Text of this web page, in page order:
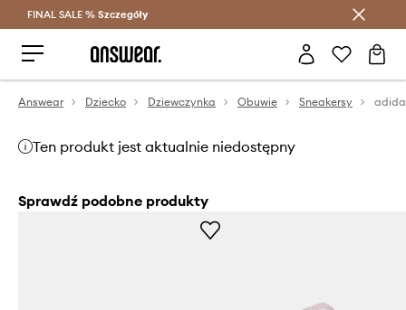
Oszczędzaj z Answear Club >
FINAL SALE % Szczegóły
Answear Dziecko Dziewczynka Obuwie Sneakersy
Ten produkt jest aktualnie niedostępny
Sprawdź podobne produkty